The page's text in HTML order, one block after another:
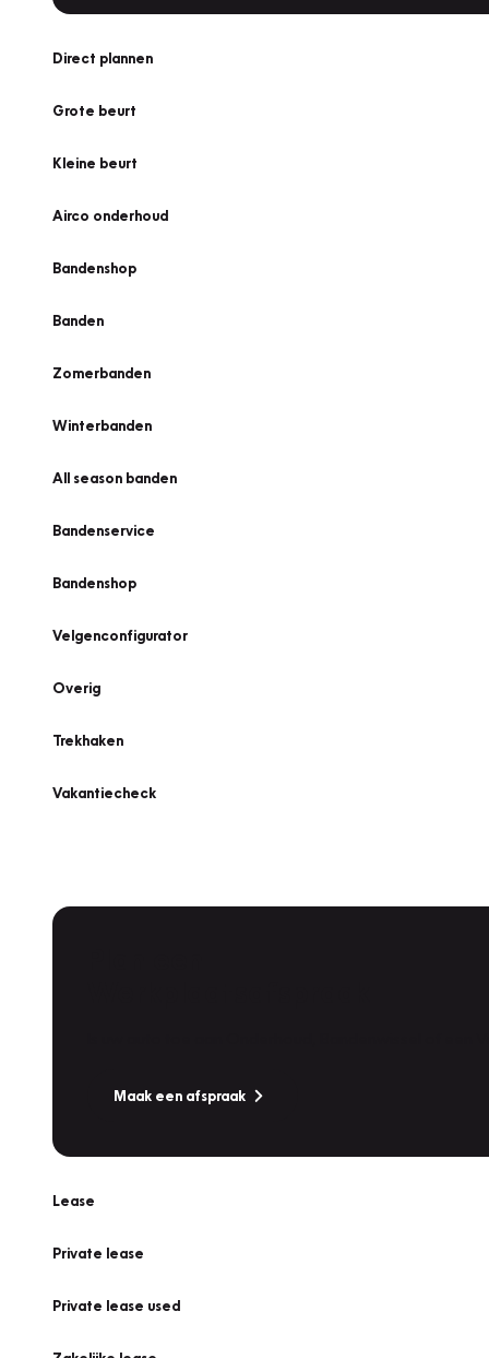
Direct plannen
Grote beurt
Kleine beurt
Airco onderhoud
Bandenshop
Banden
Zomerbanden
Winterbanden
All season banden
Bandenservice
Bandenshop
Velgenconfigurator
Overig
Trekhaken
Vakantiecheck
Maak een afspraak
Lease
Private lease
Private lease used